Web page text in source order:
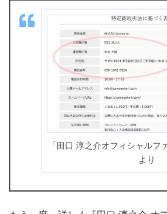
「田口 淳之介オフィシャルフ
より